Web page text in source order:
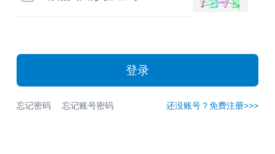
登录
忘记密码 忘记账号密码 还没账号？免费注册>>>